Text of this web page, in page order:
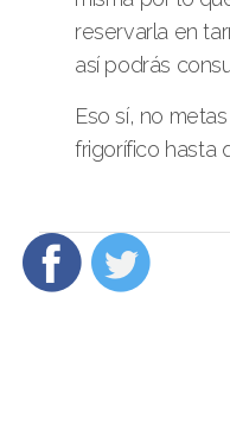
reservarla en
así podrás
Eso sí, no
frigorífico hasta